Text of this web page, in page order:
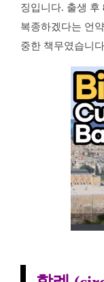
징입니다. 출생 후
복종하겠다는 언
중한 책무였습니